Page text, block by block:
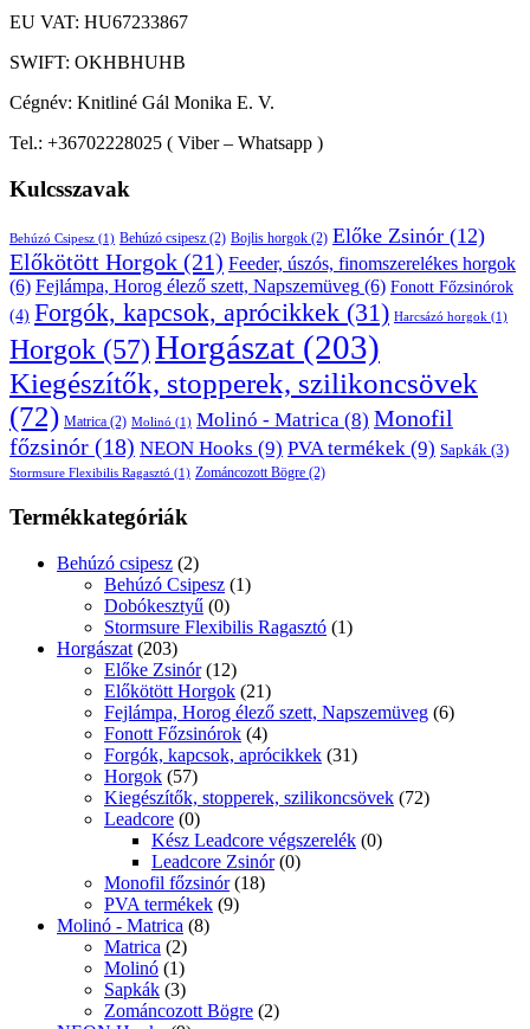
EU VAT: HU67233867
SWIFT: OKHBHUHB
Cégnév: Knitliné Gál Monika E. V.
Tel.: +36702228025 ( Viber – Whatsapp )
Kulcsszavak
Behúzó Csipesz (1) Behúzó csipesz (2) Bojlis horgok (2) Előke Zsinór (12)
Előkötött Horgok (21) Feeder, úszós, finomszerelékes horgok
(6) Fejlámpa, Horog élező szett, Napszemüveg (6) Fonott Főzsinórok
(4) Forgók, kapcsok, aprócikkek (31) Harcsázó horgok (1)
Horgok (57)Horgászat (203)
Kiegészítők, stopperek, szilikoncsövek
(72) Matrica (2) Molinó (1) Molinó - Matrica (8) Monofil
főzsinór (18) NEON Hooks (9) PVA termékek (9) Sapkák (3)
Stormsure Flexibilis Ragasztó (1) Zománcozott Bögre (2)
Termékkategóriák
Behúzó csipesz (2)
Behúzó Csipesz (1)
Dobókesztyű (0)
Stormsure Flexibilis Ragasztó (1)
Horgászat (203)
Előke Zsinór (12)
Előkötött Horgok (21)
Fejlámpa, Horog élező szett, Napszemüveg (6)
Fonott Főzsinórok (4)
Forgók, kapcsok, aprócikkek (31)
Horgok (57)
Kiegészítők, stopperek, szilikoncsövek (72)
Leadcore (0)
Kész Leadcore végszerelék (0)
Leadcore Zsinór (0)
Monofil főzsinór (18)
PVA termékek (9)
Molinó - Matrica (8)
Matrica (2)
Molinó (1)
Sapkák (3)
Zománcozott Bögre (2)